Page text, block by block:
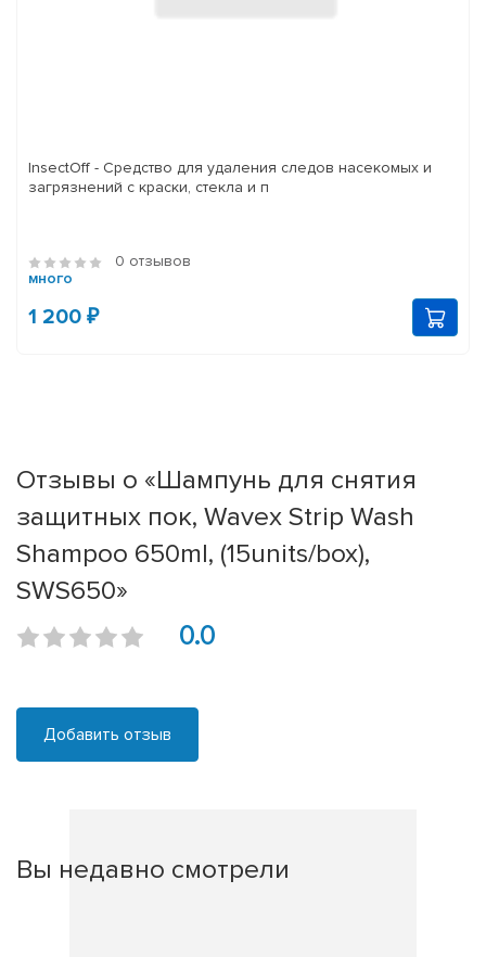
InsectOff - Средство для удаления следов насекомых и
загрязнений с краски, стекла и п
0 отзывов
много
1 200 ₽
Отзывы о «Шампунь для снятия
защитных пок, Wavex Strip Wash
Shampoo 650ml, (15units/box),
SWS650»
0.0
Добавить отзыв
Вы недавно смотрели